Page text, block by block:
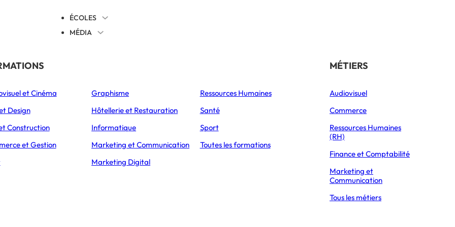
ÉCOLES
MÉDIA
Éducation
L’Express Éducation
Bachelors
L’Express Éducation
Masters
THÉMATIQUES
Orientation
Vie étudiante
Formations
Partir à l’étranger
et Cinéma
Design
Construction
et Gestion
Graphisme
Hôtellerie et Restauration
Informatique
Marketing et Communication
Marketing Digital
Ressources Humaines
Santé
Sport
Toutes les formations
MÉTIERS
Audiovisuel
Commerce
Ressources Humaines
(RH)
Finance et Comptabilité
Marketing et
Communication
Tous les métiers
ÉTABLISSEMENT PRÉSENTATION ADMISSIONS
BTS GPME (GESTION DE LA PETITE ET MOYENNE ENTREPRISE)
de la Petite et